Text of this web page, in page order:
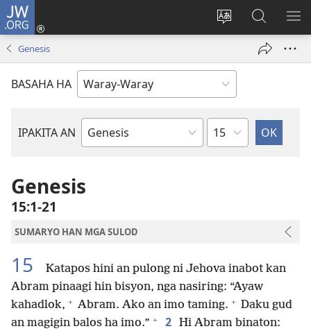
JW.ORG
Balyui
yinaknan
an
site
Pag-
log
new
Pamiling
ha
JW.ORG
Genesis
BASAHA HA
IPAKITA AN
Libro
Kapitulo
Genesis
15:1-21
SUMARYO HAN MGA SULOD
15
Katapos hini an pulong ni Jehova inabot kan
Abram pinaagi hin bisyon, nga nasiring: “Ayaw
kahadlok, + Abram. Ako an imo taming. + Daku gud
an magigin balos ha imo.” + 2 Hi Abram binaton: